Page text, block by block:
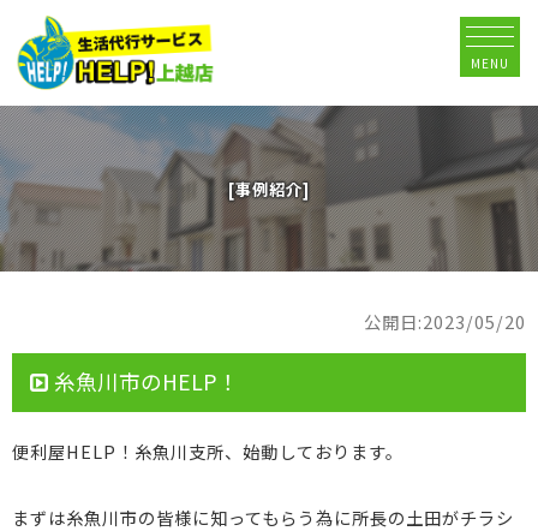
MENU
[事例紹介]
公開日:2023/05/20
糸魚川市のHELP！
便利屋HELP！糸魚川支所、始動しております。
まずは糸魚川市の皆様に知ってもらう為に所長の土田がチラシ